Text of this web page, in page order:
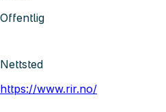
Offentlig
Nettsted
https://www.rir.no/